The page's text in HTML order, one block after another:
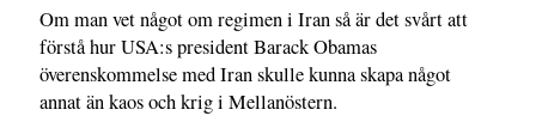
Om man vet något om regimen i Iran så är det svårt att
förstå hur USA:s president Barack Obamas
överenskommelse med Iran skulle kunna skapa något
annat än kaos och krig i Mellanöstern.